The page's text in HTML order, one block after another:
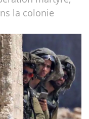
la colonie